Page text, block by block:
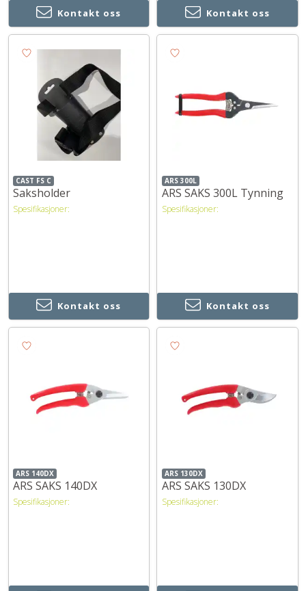
Kontakt oss Kontakt oss
CAST FS C
Saksholder
Spesifikasjoner:
Kontakt oss
ARS 300L
ARS SAKS 300L Tynning
Spesifikasjoner:
Kontakt oss
ARS 140DX
ARS SAKS 140DX
Spesifikasjoner:
ARS 130DX
ARS SAKS 130DX
Spesifikasjoner: